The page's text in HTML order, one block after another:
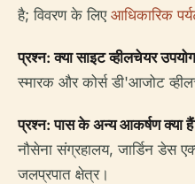
है; विवरण के लिए आधिकारिक
प्रश्न: क्या साइट व्हीलचेयर
स्मारक और कोर्स डी'आजोट
प्रश्न: पास के अन्य आकर्षण क्या
नौसेना संग्रहालय, जार्डिन डेस
जलप्रपात क्षेत्र।